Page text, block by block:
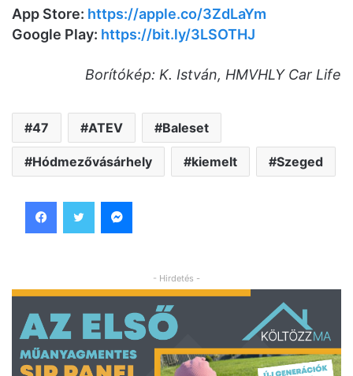
App Store: https://apple.co/3ZdLaYm
Google Play: https://bit.ly/3LSOTHJ
Borítókép: K. István, HMVHLY Car Life
47 ATEV Baleset
Hódmezővásárhely kiemelt Szeged
- Hirdetés -